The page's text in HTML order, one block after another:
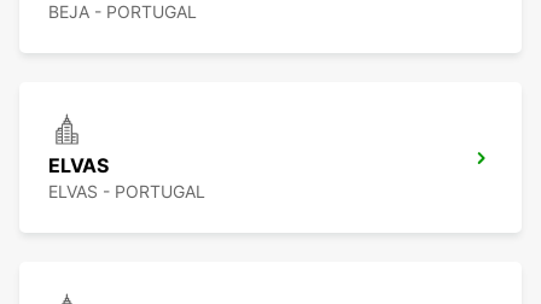
BEJA - PORTUGAL
ELVAS
ELVAS - PORTUGAL